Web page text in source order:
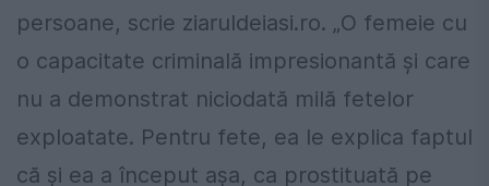
persoane, scrie ziaruldeiasi.ro. „O femeie cu
o capacitate criminală impresionantă şi care
nu a demonstrat niciodată milă fetelor
exploatate. Pentru fete, ea le explica faptul
că şi ea a început aşa, ca prostituată pe